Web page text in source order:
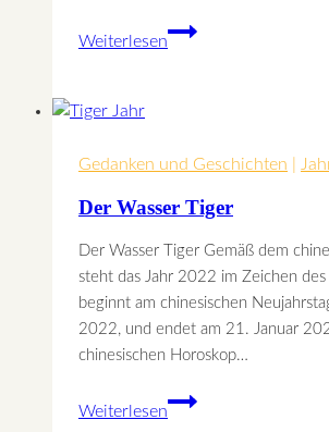
Weiterlesen
Wie
die
Gedanken und Geschichten
Der Wasser Tiger
Der Wasser Tiger Gemäß dem
steht das Jahr 2022 im Zeichen des
beginnt am chinesischen
2022, und endet am 21. Januar
chinesischen Horoskop…
Weiterlesen
Der